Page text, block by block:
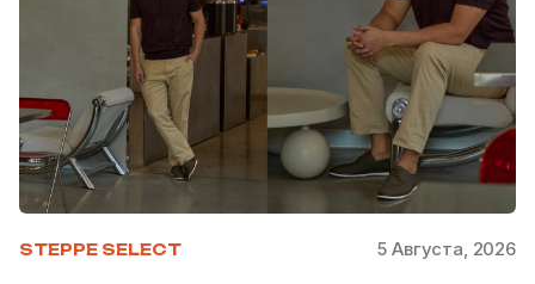
STEPPE SELECT 5 Августа, 2026